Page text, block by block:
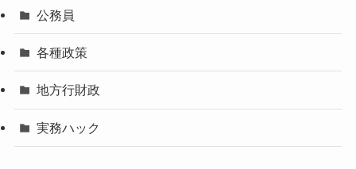
公務員
各種政策
地方行財政
実務ハック